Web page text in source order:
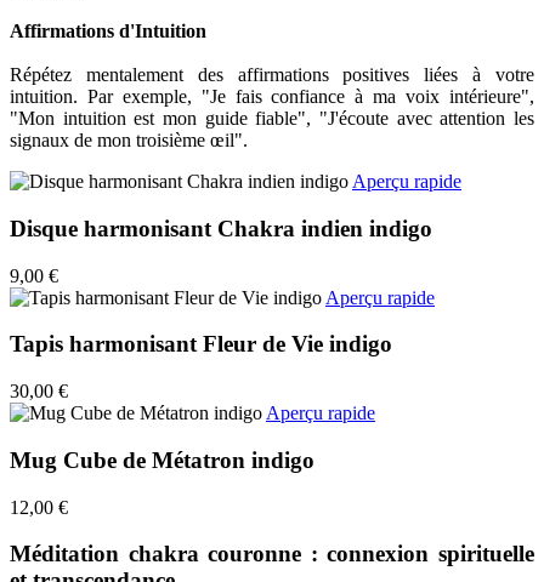
Affirmations d'Intuition
Répétez mentalement des affirmations positives liées à votre
intuition. Par exemple, "Je fais confiance à ma voix intérieure",
"Mon intuition est mon guide fiable", "J'écoute avec attention les
signaux de mon troisième œil".
Aperçu rapide
Disque harmonisant Chakra indien indigo
9,00 €
Aperçu rapide
Tapis harmonisant Fleur de Vie indigo
30,00 €
Aperçu rapide
Mug Cube de Métatron indigo
12,00 €
Méditation chakra couronne : connexion spirituelle